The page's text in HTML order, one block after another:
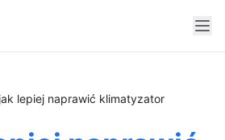
lepiej naprawić klimatyzator